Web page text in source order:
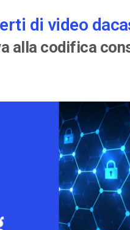
di video
alla codifica